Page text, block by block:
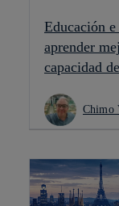
Educación
aprender
capacidad
Chimo